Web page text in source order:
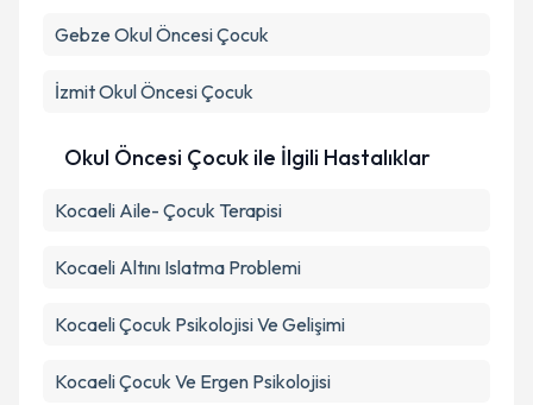
Kişisel verilerimin işlenmesine ilişkin
kapsamda işlenmesini kabul ediyorum.
Takvim Talebini Gönder
Gebze Okul Öncesi Çocuk
İzmitOkul Öncesi Çocuk
Okul Öncesi Çocuk ile İlgili Hastalıklar
Kocaeli Aile- Çocuk Terapisi
Kocaeli Altını Islatma Problemi
Kocaeli Çocuk Psikolojisi Ve Gelişimi
Kocaeli Çocuk Ve Ergen Psikolojisi